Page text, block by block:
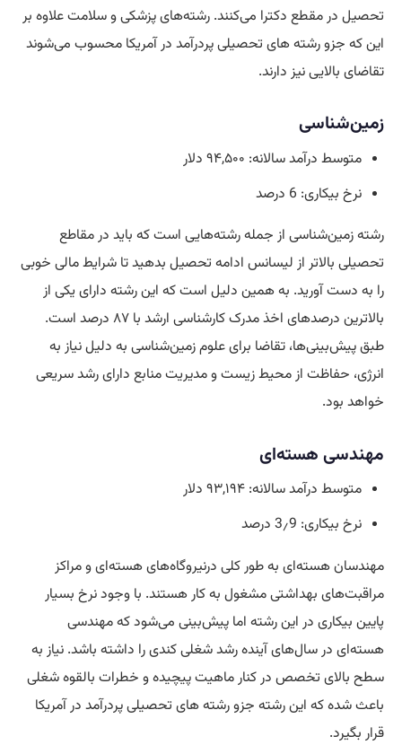
تحصیل در مقطع دکترا می‌کنند. رشته‌های پزشکی و سلامت علاوه بر
این که جزو رشته های تحصیلی پردرآمد در آمریکا محسوب می‌شوند
تقاضای بالایی نیز دارند.
زمین‌‌شناسی
متوسط درآمد سالانه: ۹۴,۵۰۰ دلار
نرخ بیکاری: 6 درصد
رشته زمین‌شناسی از جمله رشته‌هایی است که باید در مقاطع
تحصیلی بالاتر از لیسانس ادامه تحصیل بدهید تا شرایط مالی خوبی
را به دست آورید. به همین دلیل است که این رشته دارای یکی از
بالاترین درصدهای اخذ مدرک کارشناسی ارشد با ۸۷ درصد است.
طبق پیش‌بینی‌ها، تقاضا برای علوم زمین‌شناسی به دلیل نیاز به
انرژی، حفاظت از محیط زیست و مدیریت منابع دارای رشد سریعی
خواهد بود.
مهندسی هسته‌ای
متوسط درآمد سالانه: ۹۳,۱۹۴ دلار
نرخ بیکاری: 3٫9 درصد
مهندسان هسته‌ای به طور کلی درنیروگاه‌های هسته‌ای و مراکز
مراقبت‌های بهداشتی مشغول به کار هستند. با وجود نرخ بسیار
پایین بیکاری در این رشته اما پیش‌بینی می‌شود که مهندسی
هسته‌ای در سال‌های آینده رشد شغلی کندی را داشته باشد. نیاز به
سطح بالای تخصص در کنار ماهیت پیچیده و خطرات بالقوه شغلی
باعث شده که این رشته جزو رشته های تحصیلی پردرآمد در آمریکا
قرار بگیرد.